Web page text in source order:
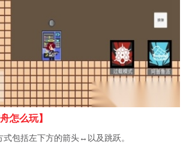
怎么玩】
式包括左下方的箭头↔以及跳跃。